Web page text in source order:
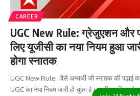
CAREER
UGC New Rule: ग्रेजुएशन और
लिए यूजीसी का नया नियम हुआ
होगा स्नातक
UGC New Rule : वैसे अभ्यर्थी जो स्नातक की पढ़ाई
UGC का नया नियम जारी हो चुका है। जारी नए नियम